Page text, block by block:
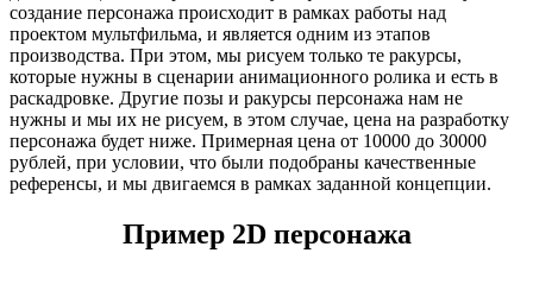
создание персонажа происходит в рамках работы над
проектом мультфильма, и является одним из этапов
производства. При этом, мы рисуем только те ракурсы,
которые нужны в сценарии анимационного ролика и есть в
раскадровке. Другие позы и ракурсы персонажа нам не
нужны и мы их не рисуем, в этом случае, цена на разработку
персонажа будет ниже. Примерная цена от 10000 до 30000
рублей, при условии, что были подобраны качественные
референсы, и мы двигаемся в рамках заданной концепции.
Пример 2D персонажа